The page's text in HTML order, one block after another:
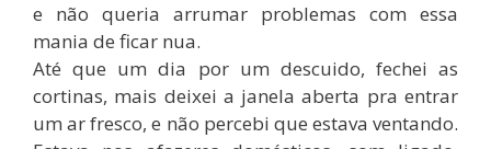
e não queria arrumar problemas com essa
mania de ficar nua.
Até que um dia por um descuido, fechei as
cortinas, mais deixei a janela aberta pra entrar
um ar fresco, e não percebi que estava ventando.